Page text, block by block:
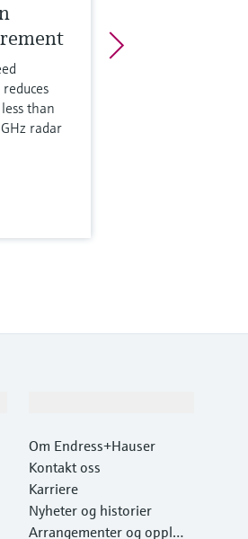
than
radar
Om Endress+Hauser
Kontakt oss
Karriere
Nyheter og historier
Arrangementer og opplæri